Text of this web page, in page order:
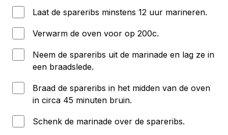
Laat de spareribs minstens 12 uur marineren.
Verwarm de oven voor op 200c.
Neem de spareribs uit de marinade en lag ze in
een braadslede.
Braad de spareribs in het midden van de oven
in circa 45 minuten bruin.
Schenk de marinade over de spareribs.